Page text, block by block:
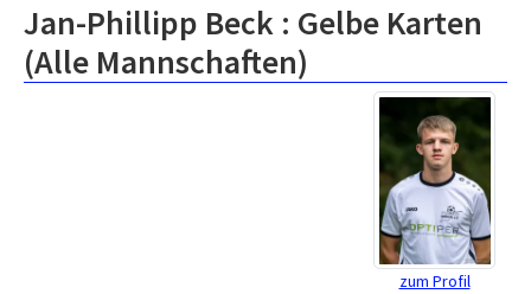
Jan-Phillipp Beck : Gelbe Karten
(Alle Mannschaften)
zum Profil